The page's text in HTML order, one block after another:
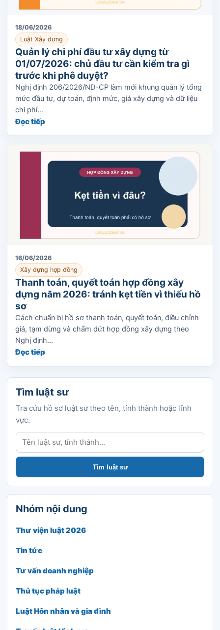
18/06/2026
Luật Xây dựng
Quản lý chi phí đầu tư xây dựng từ
01/07/2026: chủ đầu tư cần kiểm tra gì
trước khi phê duyệt?
Nghị định 206/2026/NĐ-CP làm mới khung quản lý tổng
mức đầu tư, dự toán, định mức, giá xây dựng và dữ liệu
chi phí...
Đọc tiếp
16/06/2026
Xây dựng hợp đồng
Thanh toán, quyết toán hợp đồng xây
dựng năm 2026: tránh kẹt tiền vì thiếu hồ
sơ
Cách chuẩn bị hồ sơ thanh toán, quyết toán, điều chỉnh
giá, tạm dừng và chấm dứt hợp đồng xây dựng theo
Nghị định...
Đọc tiếp
Tìm luật sư
Tra cứu hồ sơ luật sư theo tên, tỉnh thành hoặc lĩnh
vực.
Tìm luật sư
Tìm luật sư
Nhóm nội dung
Thư viện luật 2026
Tin tức
Tư vấn doanh nghiệp
Thủ tục pháp luật
Luật Hôn nhân và gia đình